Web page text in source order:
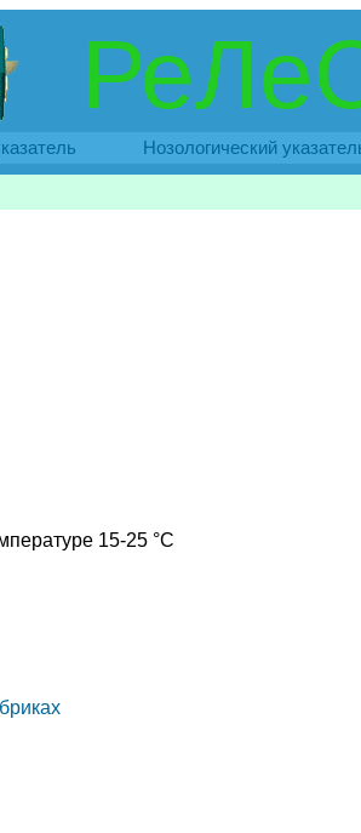
Нозологический
15-25 °C